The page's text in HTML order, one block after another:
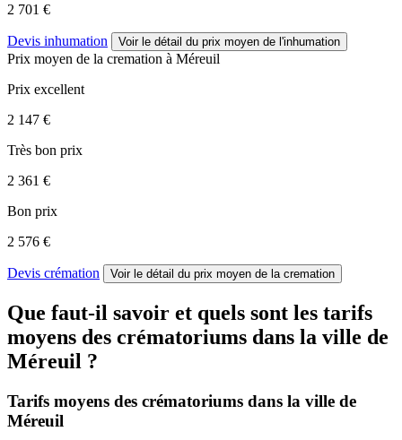
2 701 €
Devis inhumation Voir le détail du prix moyen de l'inhumation
Prix moyen de la cremation à Méreuil
Prix excellent
2 147 €
Très bon prix
2 361 €
Bon prix
2 576 €
Devis crémation Voir le détail du prix moyen de la cremation
Que faut-il savoir et quels sont les tarifs
moyens des crématoriums dans la ville de
Méreuil ?
Tarifs moyens des crématoriums dans la ville de
Méreuil